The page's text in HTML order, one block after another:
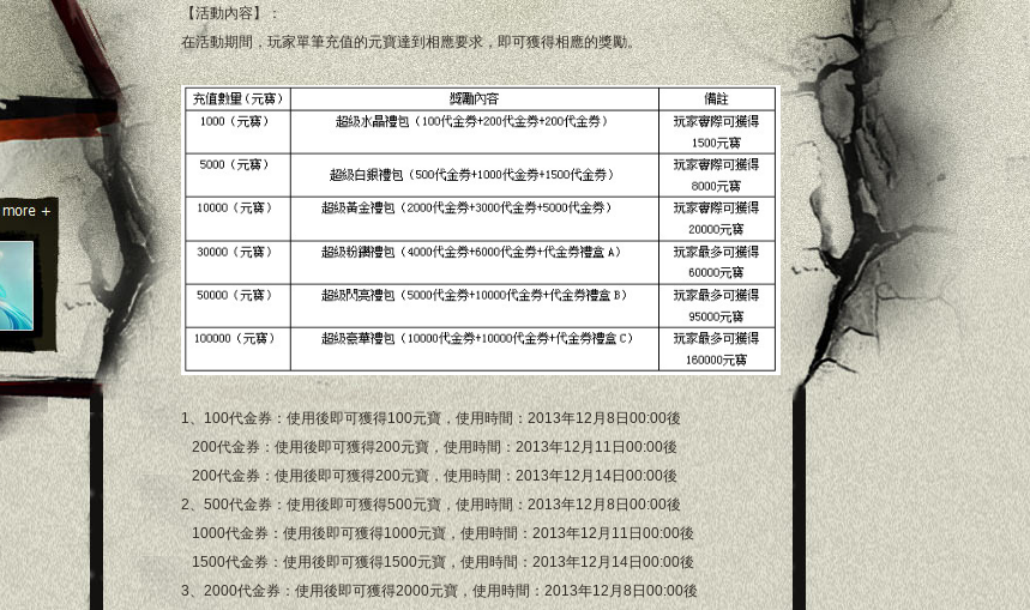
【活動內容】：
在活動期間，玩家單筆充值的元寶達到相應要求，即可獲得相應的獎勵。
1、100代金券：使用後即可獲得100元寶，使用時間：2013年12月8日00:00後
200代金券：使用後即可獲得200元寶，使用時間：2013年12月11日00:00後
200代金券：使用後即可獲得200元寶，使用時間：2013年12月14日00:00後
2、500代金券：使用後即可獲得500元寶，使用時間：2013年12月8日00:00後
1000代金券：使用後即可獲得1000元寶，使用時間：2013年12月11日00:00後
1500代金券：使用後即可獲得1500元寶，使用時間：2013年12月14日00:00後
3、2000代金券：使用後即可獲得2000元寶，使用時間：2013年12月8日00:00後